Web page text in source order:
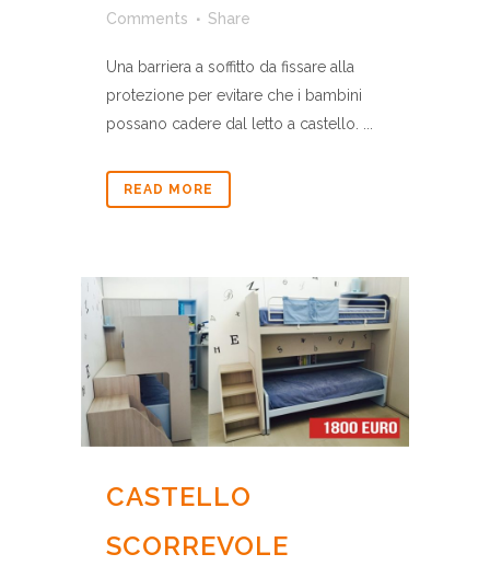
Comments Share
Una barriera a soffitto da fissare alla
protezione per evitare che i bambini
possano cadere dal letto a castello. ...
READ MORE
CASTELLO
SCORREVOLE